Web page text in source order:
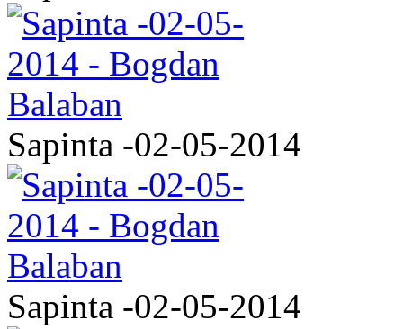
Sapinta -02-05-2014
Sapinta -02-05-2014